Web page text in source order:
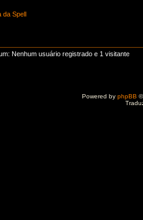
da Spell
Nenhum usuário registrado e 1 visitante
Powered by phpBB